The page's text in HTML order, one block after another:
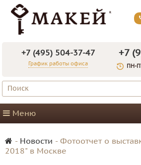
+7 (495) 504-37-47
График работы офиса
+7
ПН-
Меню
- Новости - Фотоотчет о
2018" в Москве